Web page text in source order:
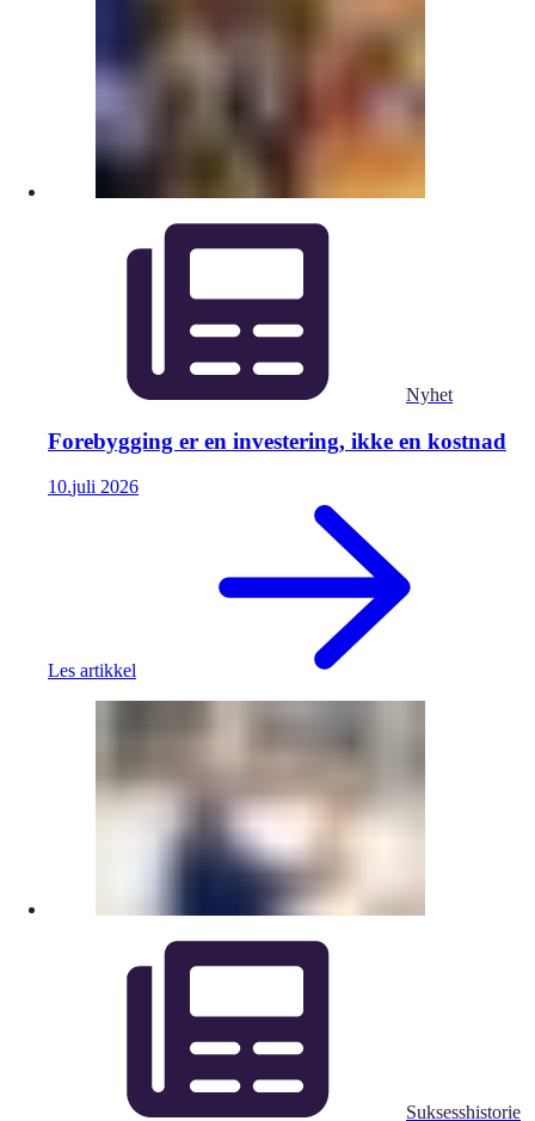
Nyhet
Forebygging er en investering, ikke en kostnad
10.juli 2026
Les artikkel
Suksesshistorie